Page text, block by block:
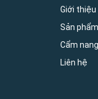
Giới thiệu
Sản phẩm
Cẩm nang
Liên hệ